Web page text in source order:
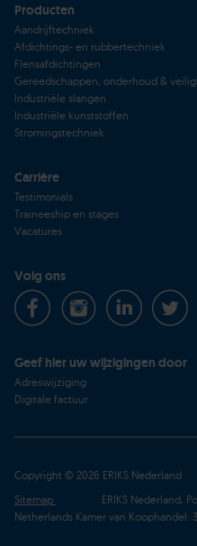
Producten
Aandrijftechniek
Afdichtings- en rubbertechniek
Flensafdichtingen
Gereedschappen, onderhoud &
Industriële slangen
Industriële kunststoffen
Stromingstechniek
Carrière
Testimonials
Traineeship en stages
Vacatures
Volg ons
Geef hier uw wijzigingen door
Adreswijziging
Digitale factuur
Copyright © 2026 ERIKS Nederland
Sitemap
ERIKS Nederland,
Netherlands Kamer van